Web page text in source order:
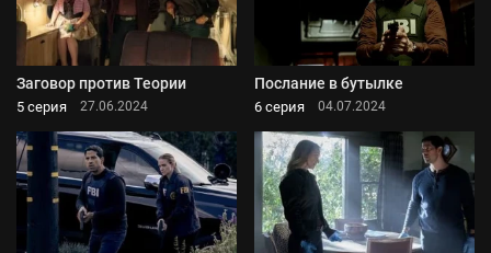
Заговор против Теории
5 серия 27.06.2024
Послание в бутылке
6 серия 04.07.2024